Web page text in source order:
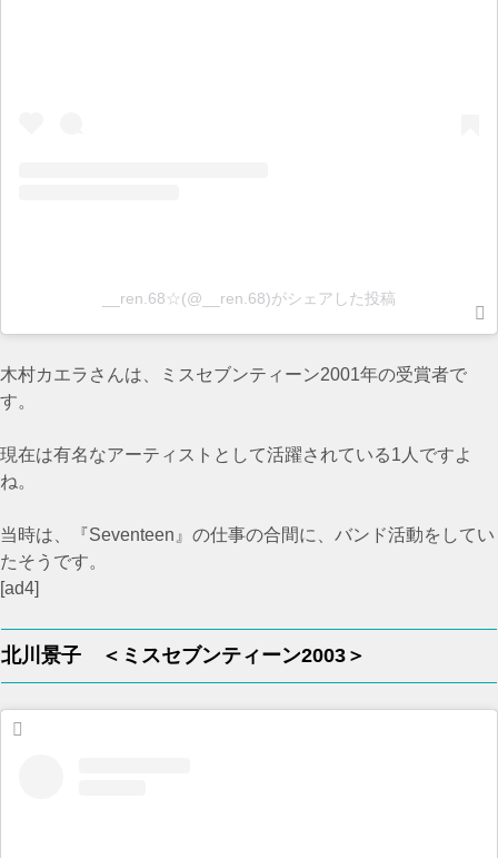
__ren.68☆(@__ren.68)がシェアした投稿
木村カエラさんは、ミスセブンティーン2001年の受賞者で
す。
現在は有名なアーティストとして活躍されている1人ですよ
ね。
当時は、『Seventeen』の仕事の合間に、バンド活動をしてい
たそうです。
[ad4]
北川景子 ＜ミスセブンティーン2003＞